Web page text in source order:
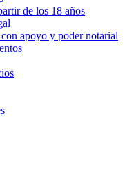
de los 18 años
apoyo y poder notarial